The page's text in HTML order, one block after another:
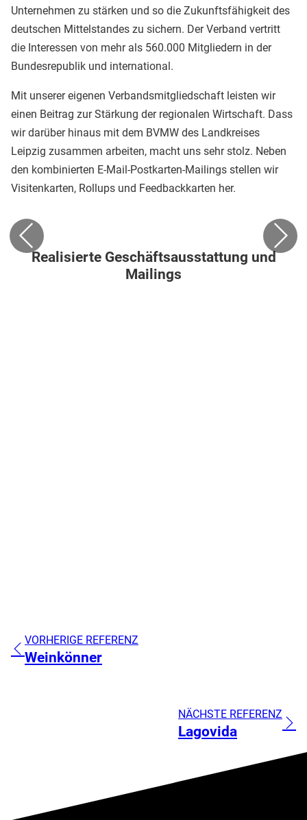
Unternehmen zu stärken und so die Zukunftsfähigkeit des
deutschen Mittelstandes zu sichern. Der Verband vertritt
die Interessen von mehr als 560.000 Mitgliedern in der
Bundesrepublik und international.
Mit unserer eigenen Verbandsmitgliedschaft leisten wir
einen Beitrag zur Stärkung der regionalen Wirtschaft. Dass
wir darüber hinaus mit dem BVMW des Landkreises
Leipzig zusammen arbeiten, macht uns sehr stolz. Neben
den kombinierten E-Mail-Postkarten-Mailings stellen wir
Visitenkarten, Rollups und Feedbackkarten her.
Realisierte Geschäftsausstattung und
Mailings
VORHERIGE REFERENZ
Weinkönner
NÄCHSTE REFERENZ
Lagovida